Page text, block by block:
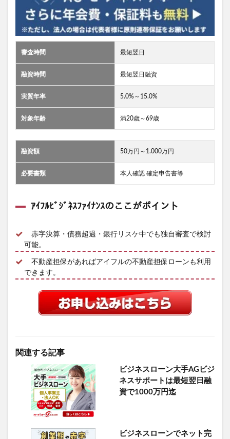
審査時間 最短翌日
融資時間 最短翌日融資
実質年率 5.0%～15.0%
対象年齢 満20歳～69歳
融資額 50万円～1.000万円
必要書類 本人確認 確定申告書等
ｱｲﾌﾙﾋﾞｼﾞﾈｽﾌｧｲﾅﾝｽのここがポイント
赤字決算・債務超過・銀行リスケ中でも独自審査で検討
可能。
不動産担保があればアイフルの不動産担保ローンも利用
できます。
関連する記事
ビジネスローン大手AGビジ
ネスサポートは最短翌日融
資で1000万円迄
ビジネスローンでネット完